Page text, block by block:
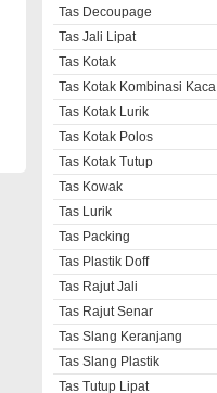
Tas Decoupage
Tas Jali Lipat
Tas Kotak
Tas Kotak Kombinasi Kaca
Tas Kotak Lurik
Tas Kotak Polos
Tas Kotak Tutup
Tas Kowak
Tas Lurik
Tas Packing
Tas Plastik Doff
Tas Rajut Jali
Tas Rajut Senar
Tas Slang Keranjang
Tas Slang Plastik
Tas Tutup Lipat